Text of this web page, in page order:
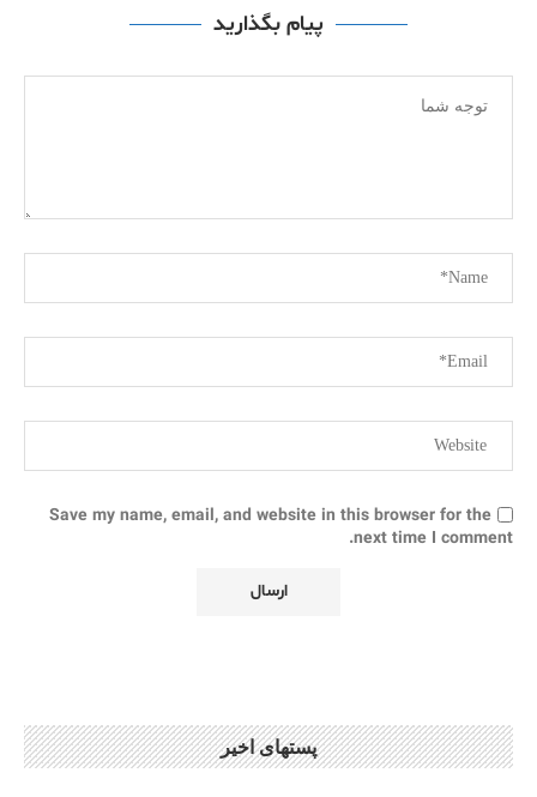
پیام بگذارید
Save my name, email, and website in this browser for the
next time I comment.
پستهای اخیر